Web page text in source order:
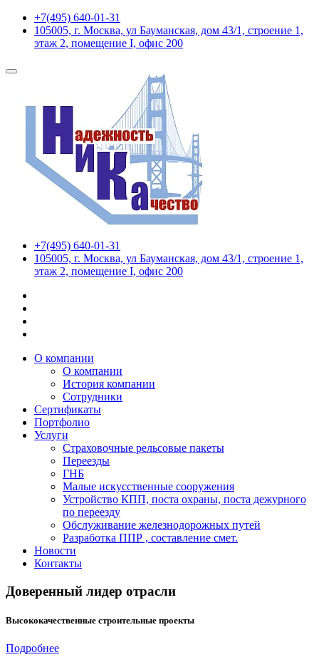
+7(495) 640-01-31
105005, г. Москва, ул Бауманская, дом 43/1, строение 1,
этаж 2, помещение I, офис 200
+7(495) 640-01-31
105005, г. Москва, ул Бауманская, дом 43/1, строение 1,
этаж 2, помещение I, офис 200
О компании
О компании
История компании
Сотрудники
Сертификаты
Портфолио
Услуги
Страховочные рельсовые пакеты
Переезды
ГНБ
Малые искусственные сооружения
Устройство КПП, поста охраны, поста дежурного
по переезду
Обслуживание железнодорожных путей
Разработка ППР , составление смет.
Новости
Контакты
Доверенный лидер отрасли
Высококачественные строительные проекты
Подробнее